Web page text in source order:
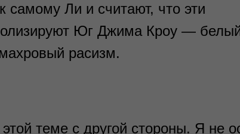
самому Ли и считают, что эти
Юг Джима Кроу —
расизм.
теме с другой стороны. Я не